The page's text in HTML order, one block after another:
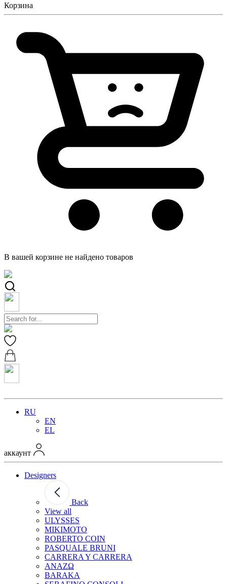
Корзина
В вашей корзине не найдено товаров
RU
EN
EL
аккаунт
Designers
Back
View all
ULYSSES
MIKIMOTO
ROBERTO COIN
PASQUALE BRUNI
CARRERA Y CARRERA
ANAZΩ
BARAKA